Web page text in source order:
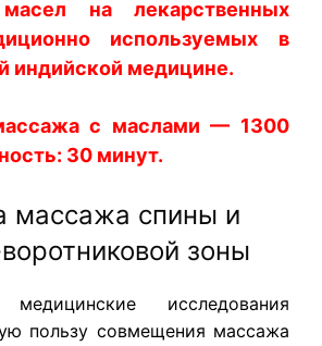
на лекарственных
используемых в
индийской медицине.
с маслами — 1300
30 минут.
массажа спины и
зоны
исследования
пользу совмещения массажа